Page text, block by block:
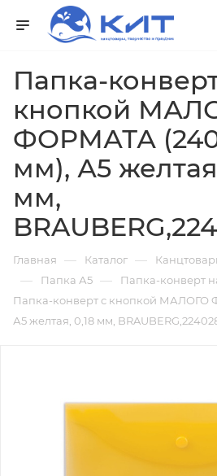
Папка-
кнопкой
ФОРМАТА
мм), А5
мм,
Главная — Каталог —
— Папка А5 — Папка-конверт
Папка-конверт с кнопкой МАЛОГО
А5 желтая, 0,18 мм,